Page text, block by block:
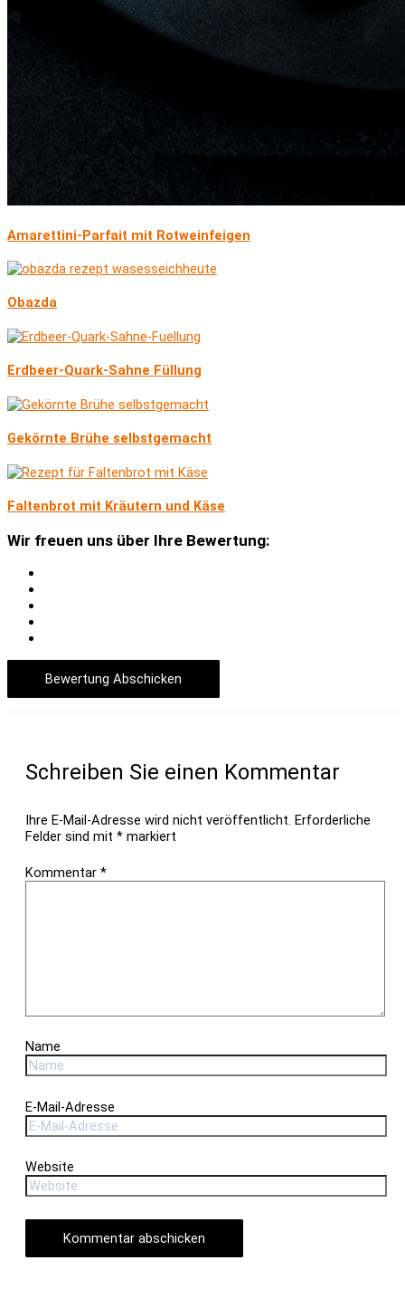
Amarettini-Parfait mit Rotweinfeigen
Obazda
Erdbeer-Quark-Sahne Füllung
Gekörnte Brühe selbstgemacht
Faltenbrot mit Kräutern und Käse
Wir freuen uns über Ihre Bewertung:
Bewertung Abschicken
Schreiben Sie einen Kommentar
Ihre E-Mail-Adresse wird nicht veröffentlicht. Erforderliche
Felder sind mit * markiert
Kommentar *
Name
E-Mail-Adresse
Website